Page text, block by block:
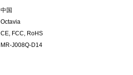
中国
Octavia
CE, FCC, RoHS
MR-J008Q-D14